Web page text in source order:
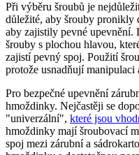
Při výběru šroubů je
důležité, aby šrouby pronikly
aby zajistily pevné upevnění.
šrouby s plochou hlavou,
zajistí pevný spoj. Použití
protože usnadňují manipulaci
Pro bezpečné upevnění
hmoždinky. Nejčastěji se
"univerzální", které jsou
hmoždinky mají šroubovací
spoj mezi zárubní a